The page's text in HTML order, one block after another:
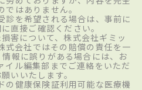
ではありません。
診を希望される場合は、事前に
直接ご確認ください。
害について、株式会社ギミッ
式会社ではその賠償の責任を一
報に誤りがある場合には、お
イル編集部までご連絡をいただ
いいたします。
の健康保険証利用可能な医療機